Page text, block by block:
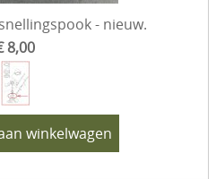
- nieuw.
8,00
winkelwagen